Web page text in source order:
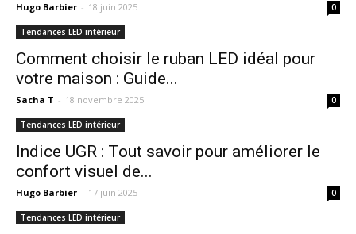
Hugo Barbier - 18 juin 2025 0
Tendances LED intérieur
Comment choisir le ruban LED idéal pour
votre maison : Guide...
Sacha T - 18 novembre 2025 0
Tendances LED intérieur
Indice UGR : Tout savoir pour améliorer le
confort visuel de...
Hugo Barbier - 17 juin 2025 0
Tendances LED intérieur